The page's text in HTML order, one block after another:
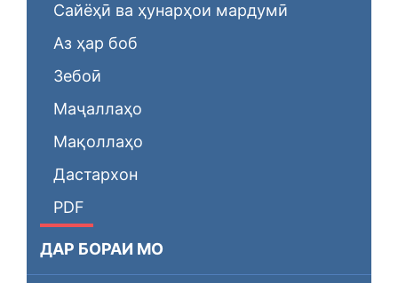
Сайёҳӣ ва ҳунарҳои мардумӣ
Аз ҳар боб
Зебоӣ
Маҷаллаҳо
Мақоллаҳо
Дастархон
PDF
ДАР БОРАИ МО